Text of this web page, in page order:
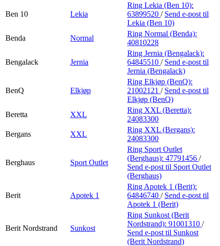
Ben 10 Lekia
Ring Lekia (Ben 10):
63899520 / Send e-post til
Lekia (Ben 10)
Benda
Normal
Ring Normal (Benda):
40810228
Bengalack Jernia
Ring Jernia (Bengalack):
64845510 / Send e-post til
Jernia (Bengalack)
BenQ Elkjøp
Ring Elkjøp (BenQ):
21002121 / Send e-post til
Elkjøp (BenQ)
Beretta
XXL
Ring XXL (Beretta):
24083300
Bergans
XXL
Ring XXL (Bergans):
24083300
Berghaus Sport Outlet
Ring Sport Outlet
(Berghaus): 47791456 /
Send e-post til Sport Outlet
(Berghaus)
Berit Apotek 1
Ring Apotek 1 (Berit):
64846740 / Send e-post til
Apotek 1 (Berit)
Berit Nordstrand Sunkost
Ring Sunkost (Berit
Nordstrand): 91001310 /
Send e-post til Sunkost
(Berit Nordstrand)